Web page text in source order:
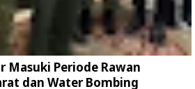
Masuki Periode Rawan
dan Water Bombing